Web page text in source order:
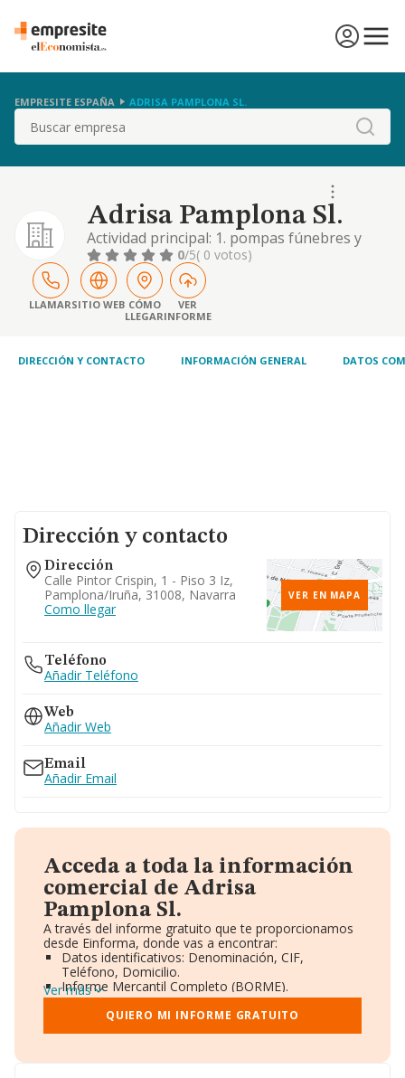
EMPRESITE ESPAÑA ADRISA PAMPLONA SL.
Buscar
Adrisa Pamplona Sl.
Actividad principal: 1. pompas fúnebres y
actividades relacionadas. otras actividades:
servicios funerarios para mascotas,
incineración y conservación de cenizas u
otros servicios como urgencias, salas de
velatorio, homenajes
0/5( 0 votos)
LLAMARSITIO WEB CÓMO
LLEGAR
VER
INFORME
DIRECCIÓN Y CONTACTO INFORMACIÓN GENERAL DATOS
Dirección y contacto
Dirección
Calle Pintor Crispin, 1 - Piso 3 Iz,
Pamplona/iruña, 31008, Navarra
Como llegar
VER EN MAPA
Teléfono
Añadir Teléfono
Web
Añadir Web
Email
Añadir Email
Acceda a toda la información
comercial de Adrisa
Pamplona Sl.
A través del informe gratuito que te proporcionamos
desde Einforma, donde vas a encontrar:
Datos identificativos: Denominación, CIF,
Teléfono, Domicilio.
Informe Mercantil Completo (BORME).
Gráficos de Evolución Ventas y Empleados.
Consejo de Administración y Administradores.
Directivos y Ejecutivos.
Ver más
QUIERO MI INFORME GRATUITO